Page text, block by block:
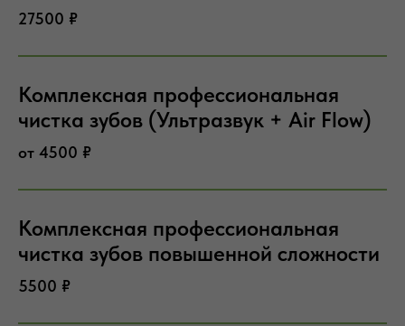
27500 ₽
Комплексная профессиональная
чистка зубов (Ультразвук + Air Flow)
от 4500 ₽
Комплексная профессиональная
чистка зубов повышенной сложности
5500 ₽